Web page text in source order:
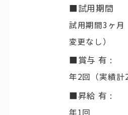
■試用期間
試用期間3ヶ月
変更なし）
■賞与 有 :
年2回（実績計
■昇給 有 :
年1回